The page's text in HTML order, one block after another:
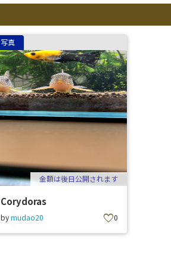
写真
金額は後日公開されます
Corydoras
bymudao20 favorite0